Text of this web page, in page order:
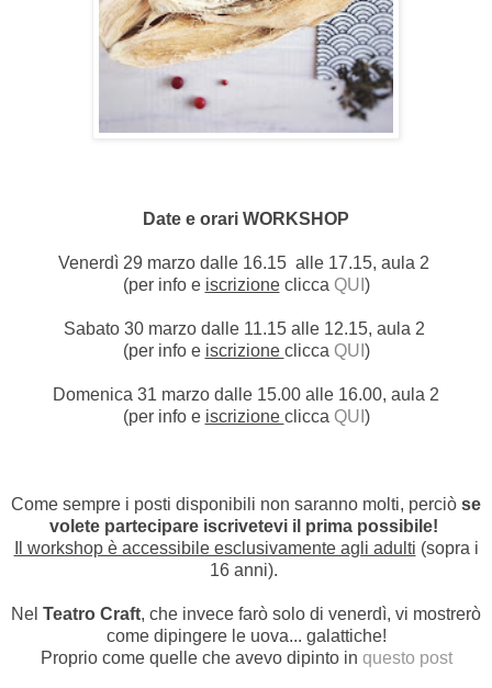
Date e orari WORKSHOP
Venerdì 29 marzo dalle 16.15 alle 17.15, aula 2
(per info e iscrizioneclicca QUI )
Sabato 30 marzo dalle 11.15 alle 12.15, aula 2
(per info e iscrizione clicca QUI )
Domenica 31 marzo dalle 15.00 alle 16.00, aula 2
(per info e iscrizione clicca QUI )
Come sempre i posti disponibili non saranno molti, perciò se
volete partecipare iscrivetevi il prima possibile!
Il workshop è accessibile esclusivamente agli adulti (sopra i
16 anni).
Nel Teatro Craft, che invece farò solo di venerdì, vi mostrerò
come dipingere le uova... galattiche!
Proprio come quelle che avevo dipinto in questo post